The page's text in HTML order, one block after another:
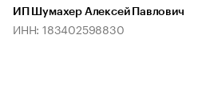
ИП Шумахер Алексей Павлович
ИНН: 183402598830